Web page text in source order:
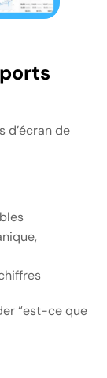
d’écran de
“est-ce que